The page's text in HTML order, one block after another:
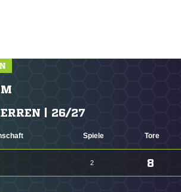
| 26/27
Spiele Tore
2 8